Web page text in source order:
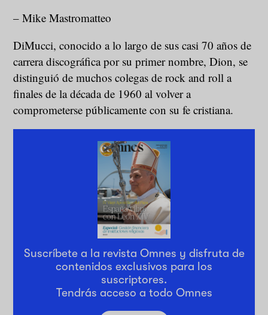
– Mike Mastromatteo
DiMucci, conocido a lo largo de sus casi 70 años de
carrera discográfica por su primer nombre, Dion, se
distinguió de muchos colegas de rock and roll a
finales de la década de 1960 al volver a
comprometerse públicamente con su fe cristiana.
Suscríbete a la revista Omnes y disfruta de
contenidos exclusivos para los
suscriptores.
Tendrás acceso a todo Omnes